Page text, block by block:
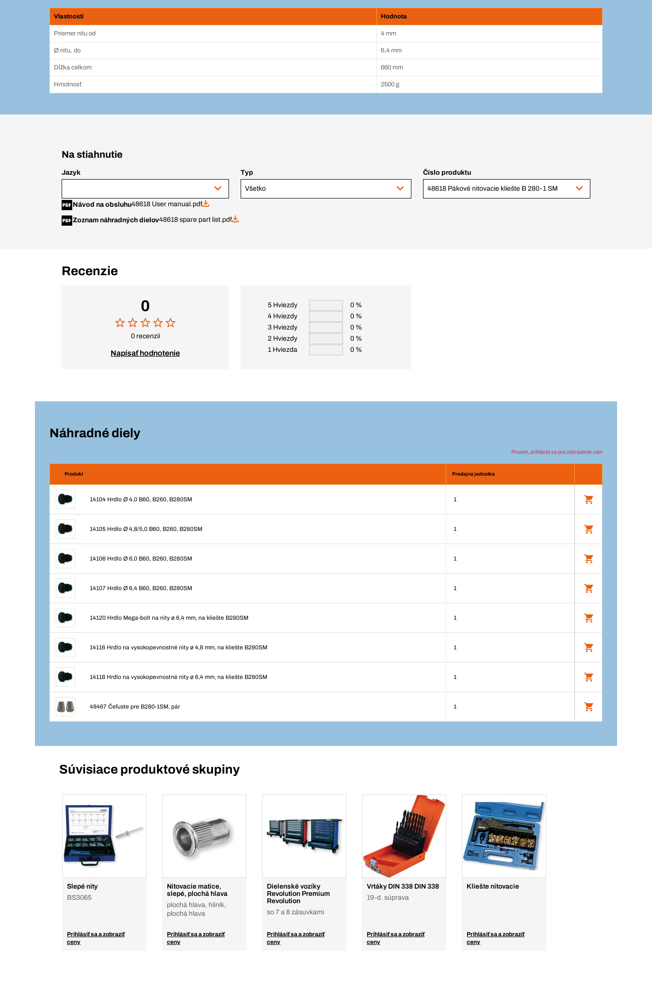
Vlastnosti Hodnota
Priemer nitu od 4 mm
Ø nitu, do 6,4 mm
Dĺžka celkom 660 mm
Hmotnosť 2500 g
Na stiahnutie
Jazyk Typ
Všetko
Číslo produktu
48618 Pákové nitovacie kliešte B 280-1 SM
Návod na obsluhu48618 User manual.pdf
Zoznam náhradných dielov48618 spare part list.pdf
Recenzie
0
0 recenzií
Napísať hodnotenie
5 Hviezdy
0 %
4 Hviezdy
0 %
3 Hviezdy
0 %
2 Hviezdy
0 %
1 Hviezda
0 %
Náhradné diely
Prosím, prihláste sa pre zobrazenie cien
Produkt Predajná jednotka
14104 Hrdlo Ø 4,0 B60, B260, B280SM 1
14105 Hrdlo Ø 4,8/5,0 B60, B260, B280SM 1
14106 Hrdlo Ø 6,0 B60, B260, B280SM 1
14107 Hrdlo Ø 6,4 B60, B260, B280SM 1
14120 Hrdlo Mega-bolt na nity ø 6,4 mm, na kliešte B280SM 1
14116 Hrdlo na vysokopevnostné nity ø 4,8 mm, na kliešte B280SM 1
14118 Hrdlo na vysokopevnostné nity ø 6,4 mm, na kliešte B280SM 1
49467 Čeľuste pre B280-1SM, pár 1
Súvisiace produktové skupiny
Slepé nity
BS3065
Prihlásiť sa a zobraziť
ceny
Nitovacie matice,
slepé, plochá hlava
plochá hlava, hliník,
plochá hlava
Prihlásiť sa a zobraziť
ceny
Dielenské vozíky
Revolution Premium
Revolution
so 7 a 8 zásuvkami
Prihlásiť sa a zobraziť
ceny
Vrtáky DIN 338 DIN 338
19-d. súprava
Prihlásiť sa a zobraziť
ceny
Kliešte nitovacie
Prihlásiť sa a zobraziť
ceny